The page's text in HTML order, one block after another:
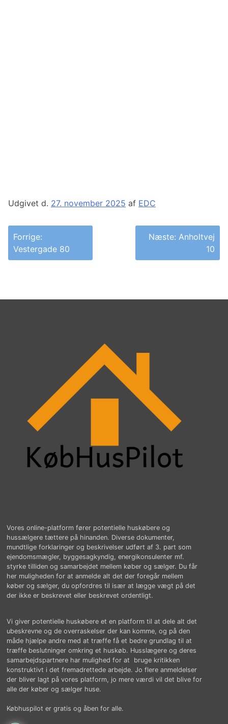
Udgivet d. 27. november 2025 af EDC
Indlægsnavigation
Forrige:
Vestergade 80
Næste: Anholtvej
10
Vores online-platform fører potentielle huskøbere og
hussælgere tættere på hinanden. Diverse dokumenter,
mundtlige forklaringer og beskrivelser udført af 3. part som
ejendomsmægler, byggesagkyndig, energikonsulenter mf.
styrke tilliden og samarbejdet mellem køber og sælger. Du får
her muligheden for at anmelde alt det der foregår mellem
køber og sælger, du opfordres til især at lægge vægt på det
der ikke er beskrevet eller beskrevet ordentligt.
Vi giver potentielle huskøbere et en platform til at dele alt det
ubeskrevne og de overraskelser der kan komme, og på den
måde hjælpe andre med at træffe få et bedre grundlag til at
træffe beslutninger omkring et huskøb. Husslægere og deres
samarbejdspartnere har mulighed for at bruge kritikken
konstruktivt i det fremadrettede arbejde. Jo flere anmeldelser
der bliver lagt på vores platform, jo mere værdi vil det blive for
alle der køber og sælger huse.
Købhuspilot er gratis og åben for alle.